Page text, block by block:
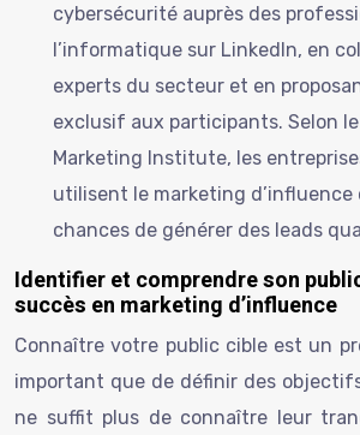
cybersécurité auprès des
l’informatique sur LinkedIn, en
experts du secteur et en
exclusif aux participants. Selon
Marketing Institute, les
utilisent le marketing d’influence
chances de générer des leads
Identifier et comprendre son
succès en marketing d’influence
Connaître votre public cible est un
important que de définir des
ne suffit plus de connaître leur